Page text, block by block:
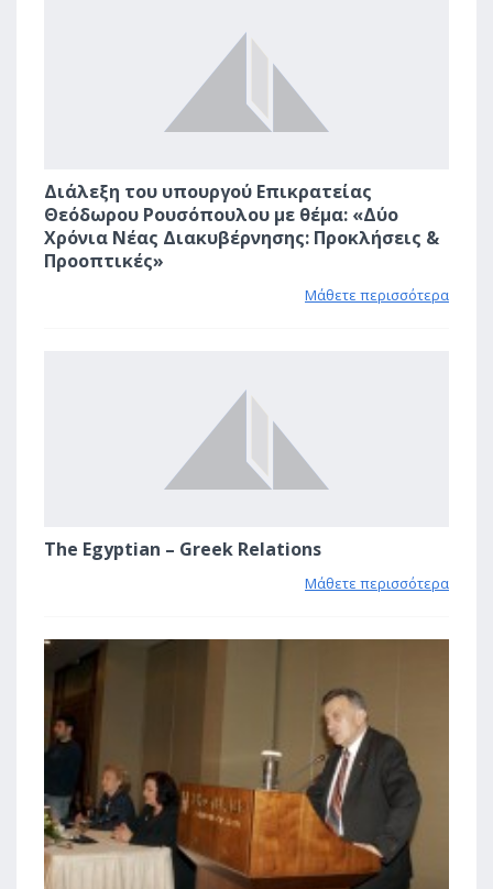
Διάλεξη του υπουργού Επικρατείας
Θεόδωρου Ρουσόπουλου με θέμα: «Δύο
Χρόνια Νέας Διακυβέρνησης: Προκλήσεις &
Προοπτικές»
Μάθετε περισσότερα
The Egyptian – Greek Relations
Μάθετε περισσότερα